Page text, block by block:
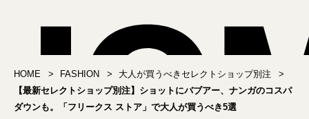
HOME FASHION
大人が買うべきセレクトショップ別注
【最新セレクトショップ別注】ショットにバブアー、ナンガのコスパ
ダウンも。「フリークス ストア」で大人が買うべき5選